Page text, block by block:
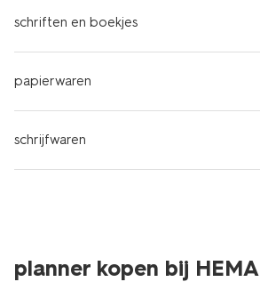
schriften en boekjes
papierwaren
schrijfwaren
planner kopen bij HEMA